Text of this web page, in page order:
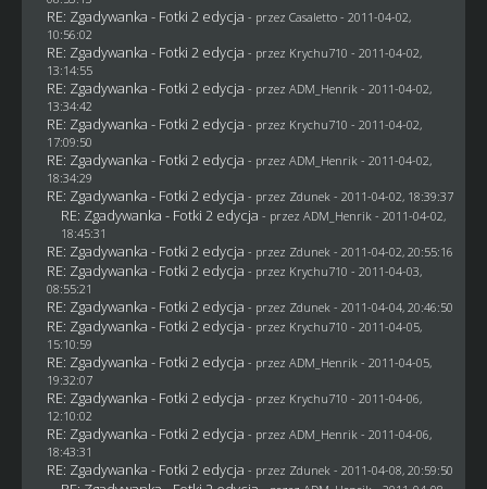
RE: Zgadywanka - Fotki 2 edycja - przez Casaletto- 2011-04-02,
10:56:02
RE: Zgadywanka - Fotki 2 edycja - przez Krychu710 - 2011-04-02,
13:14:55
RE: Zgadywanka - Fotki 2 edycja - przez ADM_Henrik- 2011-04-02,
13:34:42
RE: Zgadywanka - Fotki 2 edycja - przez Krychu710 - 2011-04-02,
17:09:50
RE: Zgadywanka - Fotki 2 edycja - przez ADM_Henrik- 2011-04-02,
18:34:29
RE: Zgadywanka - Fotki 2 edycja - przez Zdunek- 2011-04-02, 18:39:37
RE: Zgadywanka - Fotki 2 edycja - przez ADM_Henrik- 2011-04-02,
18:45:31
RE: Zgadywanka - Fotki 2 edycja - przez Zdunek- 2011-04-02, 20:55:16
RE: Zgadywanka - Fotki 2 edycja - przez Krychu710 - 2011-04-03,
08:55:21
RE: Zgadywanka - Fotki 2 edycja - przez Zdunek- 2011-04-04, 20:46:50
RE: Zgadywanka - Fotki 2 edycja - przez Krychu710 - 2011-04-05,
15:10:59
RE: Zgadywanka - Fotki 2 edycja - przez ADM_Henrik- 2011-04-05,
19:32:07
RE: Zgadywanka - Fotki 2 edycja - przez Krychu710 - 2011-04-06,
12:10:02
RE: Zgadywanka - Fotki 2 edycja - przez ADM_Henrik- 2011-04-06,
18:43:31
RE: Zgadywanka - Fotki 2 edycja - przez Zdunek- 2011-04-08, 20:59:50